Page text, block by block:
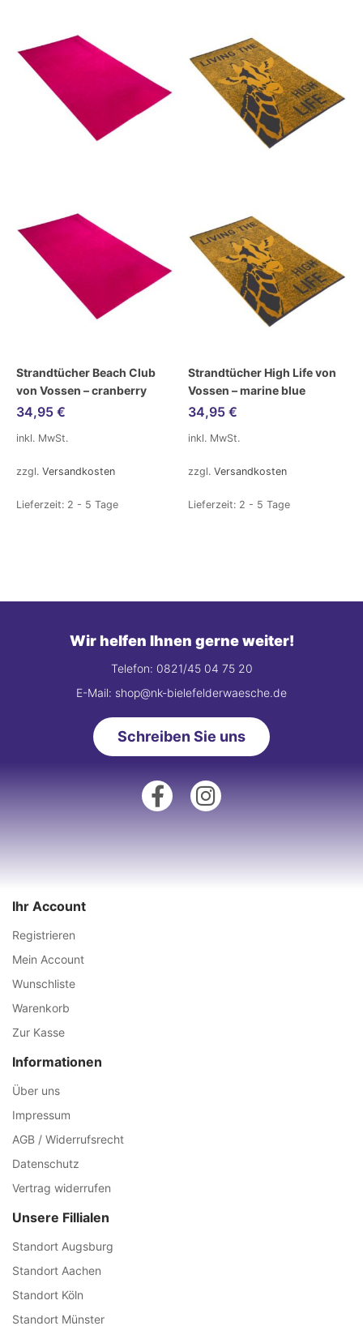
Strandtücher Beach Club
von Vossen – cranberry
34,95 €
inkl. MwSt.
zzgl. Versandkosten
Lieferzeit: 2 - 5 Tage
Strandtücher High Life von
Vossen – marine blue
34,95 €
inkl. MwSt.
zzgl. Versandkosten
Lieferzeit: 2 - 5 Tage
Wir helfen Ihnen gerne weiter!
Telefon: 0821/45 04 75 20
E-Mail: shop@nk-bielefelderwaesche.de
Schreiben Sie uns
Ihr Account
Registrieren
Mein Account
Wunschliste
Warenkorb
Zur Kasse
Informationen
Über uns
Impressum
AGB / Widerrufsrecht
Datenschutz
Vertrag widerrufen
Unsere Fillialen
Standort Augsburg
Standort Aachen
Standort Köln
Standort Münster